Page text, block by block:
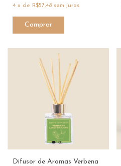
4 x de R$57,48 sem juros
Difusor de Aromas Verbena